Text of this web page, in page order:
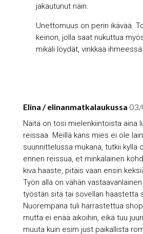
jakautunut näin.
Unettomuus on perin ikävää.
keinon, jolla saat nukuttua
mikäli löydät, vinkkaa
Elina / elinanmatkalaukussa 03/
Näitä on tosi mielenkiintoista aina
reissaa. Meillä kans mies ei ole
suunnittelussa mukana, tutkii kyllä
ennen reissua, et minkälainen
kiva haaste, pitäis vaan ensin
Työn alla on vähän
työstän sitä tai sovellan haastetta
Nuorempana tuli harrastettua
mutta ei enää aikoihin, eikä tuu
muuta kuin esim just paikallista